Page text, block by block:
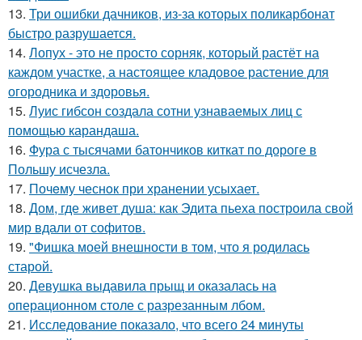
13. Три ошибки дачников, из-за которых поликарбонат
быстро разрушается.
14. Лопух - это не просто сорняк, который растёт на
каждом участке, а настоящее кладовое растение для
огородника и здоровья.
15. Луис гибсон создала сотни узнаваемых лиц с
помощью карандаша.
16. Фура с тысячами батончиков киткат по дороге в
Польшу исчезла.
17. Почeму чеснoк при хранении усыхает.
18. Дом, где живет душа: как Эдита пьеха построила свой
мир вдали от софитов.
19. "Фишка моей внешности в том, что я родилась
старой.
20. Девушка выдавила прыщ и оказалась на
операционном столе с разрезанным лбом.
21. Исследование показало, что всего 24 минуты